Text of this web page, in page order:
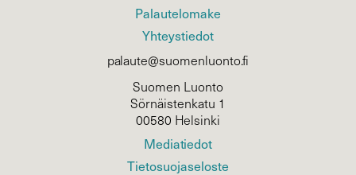
Palautelomake
Yhteystiedot
palaute@suomenluonto.fi
Suomen Luonto
Sörnäistenkatu 1
00580 Helsinki
Mediatiedot
Tietosuojaseloste